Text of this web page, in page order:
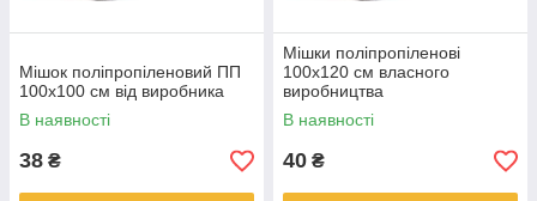
Мішок поліпропіленовий ПП
100х100 см від виробника
В наявності
38 ₴
Мішки поліпропіленові
100х120 см власного
виробництва
В наявності
40 ₴